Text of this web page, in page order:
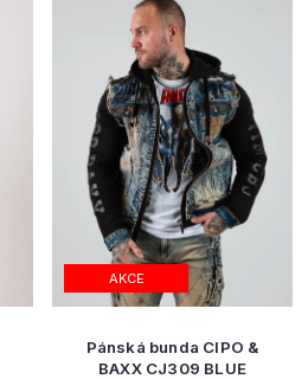
AKCE
Pánská bunda CIPO &
BAXX CJ309 BLUE